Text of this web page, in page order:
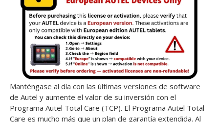
Manténgase al día con las últimas versiones de software
de Autel y aumente el valor de su inversión con el
Programa Autel Total Care (TCP). El Programa Autel Total
Care es mucho más que un plan de garantía extendida. Al